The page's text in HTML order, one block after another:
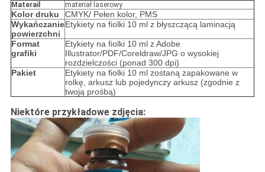
Materail materiał laserowy
Kolor druku
CMYK/ Pełen kolor, PMS
Wykańczanie
powierzchni
Etykiety na fiolki 10 ml z błyszczącą laminacją
Format
grafiki
Etykiety na fiolki 10 ml z Adobe
Illustrator/PDF/Coreldraw/JPG o wysokiej
rozdzielczości (ponad 300 dpi)
Pakiet
Etykiety na fiolki 10 ml zostaną zapakowane w
rolkę, arkusz lub pojedynczy arkusz (zgodnie z
twoją prośbą)
Niektóre przykładowe zdjęcia: